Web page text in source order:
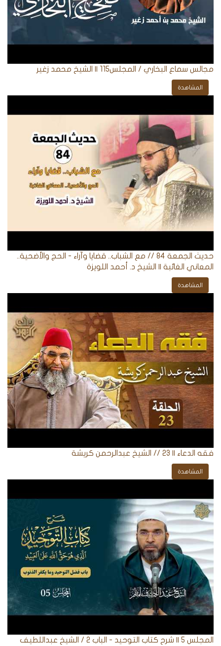
مجالس سماع البخاري / المجلس115 || الشيخ محمد زغير
المشاهدة
حديث الجمعة 84 // مع الشباب.. قضايا وآراء - الحج والأضحية..
المعاني الغائبة || الشيخ د. أحمد اللويزة
المشاهدة
فقه الدعاء || 23 // الشيخ عبدالرحمن كريشة
المشاهدة
المجلس 5 || شرح كتاب التوحيد - الباب ٢ / الشيخ عبداللطيف